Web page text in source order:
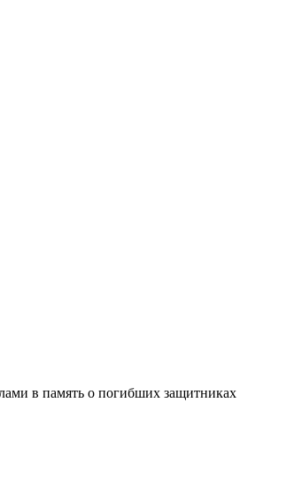
в память о погибших защитниках